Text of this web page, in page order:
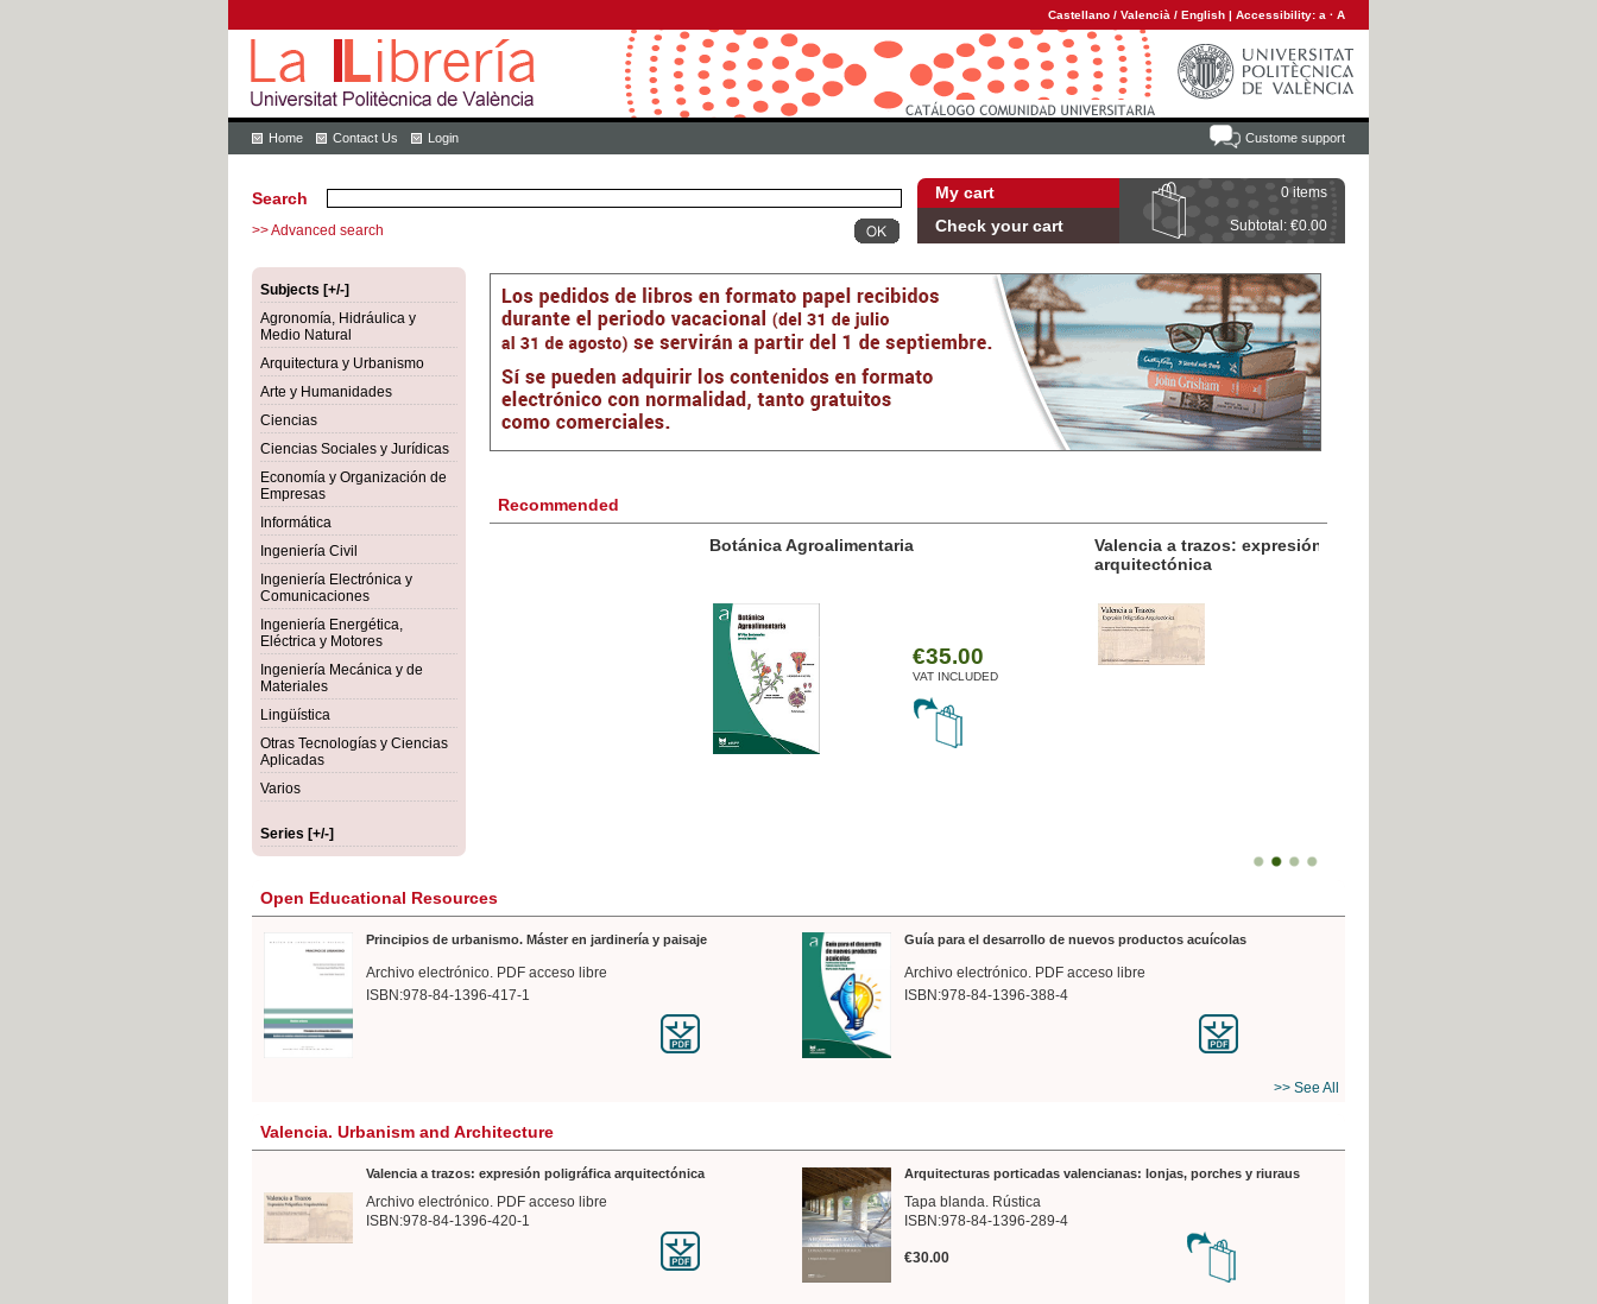
Castellano / Valencià / English | Accessibility: a · A
Custome support
Home Contact Us Login
My cart 0 items
Check your cart Subtotal: €0.00
Search
>> Advanced search
Subjects [+/-]
Agronomía, Hidráulica y
Medio Natural
Arquitectura y Urbanismo
Arte y Humanidades
Ciencias
Ciencias Sociales y Jurídicas
Economía y Organización de
Empresas
Informática
Ingeniería Civil
Ingeniería Electrónica y
Comunicaciones
Ingeniería Energética,
Eléctrica y Motores
Ingeniería Mecánica y de
Materiales
Lingüística
Otras Tecnologías y Ciencias
Aplicadas
Varios
Series [+/-]
Recommended
€35.00
VAT INCLUDED
Valencia a trazos: expresión poligráfica
Open Educational Resources
Principios de urbanismo. Máster en jardinería y paisaje
Archivo electrónico. PDF acceso libre
ISBN:978-84-1396-417-1
Guía para el desarrollo de nuevos productos acuícolas
Archivo electrónico. PDF acceso libre
ISBN:978-84-1396-388-4
>> See All
Valencia. Urbanism and Architecture
Valencia a trazos: expresión poligráfica arquitectónica
Archivo electrónico. PDF acceso libre
ISBN:978-84-1396-420-1
Arquitecturas porticadas valencianas: lonjas, porches y riuraus
Tapa blanda. Rústica
ISBN:978-84-1396-289-4
€30.00